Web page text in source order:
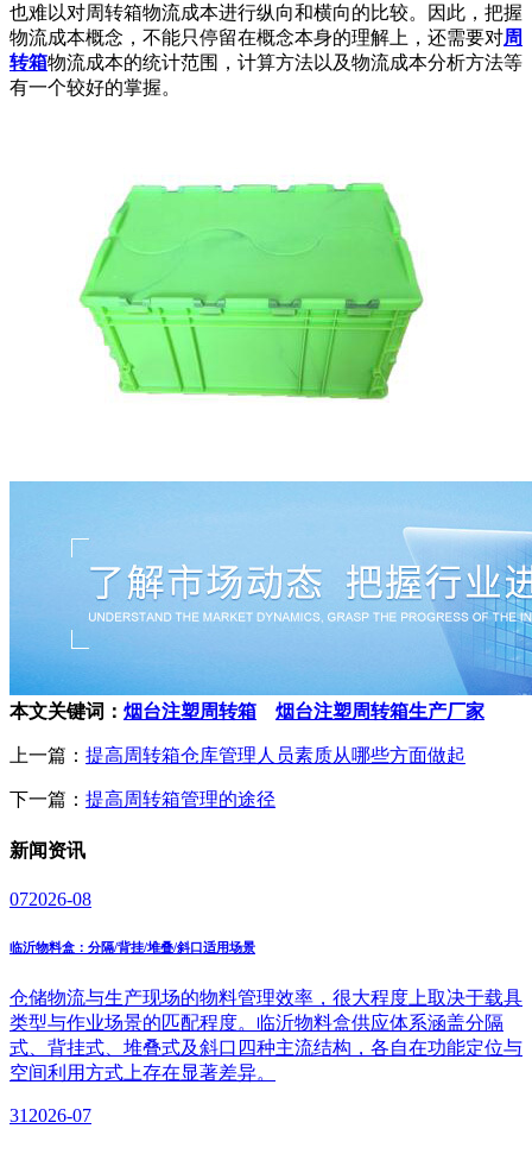
也难以对周转箱物流成本进行纵向和横向的比较。因此，把握
物流成本概念，不能只停留在概念本身的理解上，还需要对周
转箱物流成本的统计范围，计算方法以及物流成本分析方法等
有一个较好的掌握。
本文关键词： 烟台注塑周转箱 烟台注塑周转箱生产厂家
上一篇： 提高周转箱仓库管理人员素质从哪些方面做起
下一篇： 提高周转箱管理的途径
新闻资讯
072026-08
临沂物料盒：分隔/背挂/堆叠/斜口适用场景
仓储物流与生产现场的物料管理效率，很大程度上取决于载具
类型与作业场景的匹配程度。临沂物料盒供应体系涵盖分隔
式、背挂式、堆叠式及斜口四种主流结构，各自在功能定位与
空间利用方式上存在显著差异。
31 2026-07